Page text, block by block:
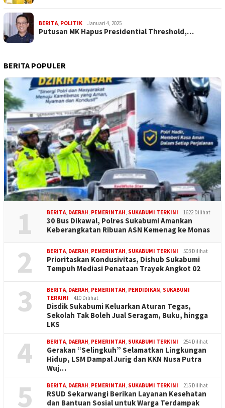
BERITA, POLITIK Januari 4, 2025
Putusan MK Hapus Presidential Threshold,…
BERITA POPULER
1 BERITA, DAERAH, PEMERINTAH, SUKABUMI TERKINI 1622 Dilihat
30 Bus Dikawal, Polres Sukabumi Amankan
Keberangkatan Ribuan ASN Kemenag ke Monas
2 BERITA, DAERAH, PEMERINTAH, SUKABUMI TERKINI 503 Dilihat
Prioritaskan Kondusivitas, Dishub Sukabumi
Tempuh Mediasi Penataan Trayek Angkot 02
3 BERITA, DAERAH, PEMERINTAH, PENDIDIKAN, SUKABUMI
TERKINI
410 Dilihat
Disdik Sukabumi Keluarkan Aturan Tegas,
Sekolah Tak Boleh Jual Seragam, Buku, hingga
LKS
4 BERITA, DAERAH, PEMERINTAH, SUKABUMI TERKINI 254 Dilihat
Gerakan “Selingkuh” Selamatkan Lingkungan
Hidup, LSM Dampal Jurig dan KKN Nusa Putra
Wuj…
5 BERITA, DAERAH, PEMERINTAH, SUKABUMI TERKINI 215 Dilihat
RSUD Sekarwangi Berikan Layanan Kesehatan
dan Bantuan Sosial untuk Warga Terdampak